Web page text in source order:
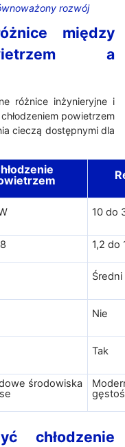
rozwój
między
a
różnice inżynieryjne i
powietrzem
cieczą dostępnymi dla
10 do
1,2 do
Średni
Nie
Tak
środowiska
chłodzenie